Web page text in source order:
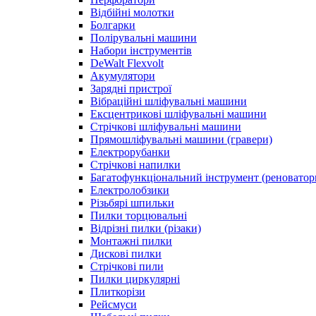
Відбійні молотки
Болгарки
Полірувальні машини
Набори інструментів
DeWalt Flexvolt
Акумулятори
Зарядні пристрої
Вібраційні шліфувальні машини
Ексцентрикові шліфувальні машини
Стрічкові шліфувальні машини
Прямошліфувальні машини (гравери)
Електрорубанки
Стрічкові напилки
Багатофункціональний інструмент
Електролобзики
Різьбярі шпильки
Пилки торцювальні
Відрізні пилки (різаки)
Монтажні пилки
Дискові пилки
Стрічкові пили
Пилки циркулярні
Плиткорізи
Рейсмуси